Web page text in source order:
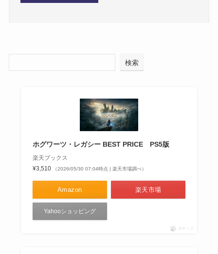
検索
ホグワーツ・レガシー BEST PRICE PS5版
楽天ブックス
¥3,510
（2026/05/30 07:04時点 | 楽天市場調べ）
Amazon 楽天市場
Yahooショッピング
ポチップ